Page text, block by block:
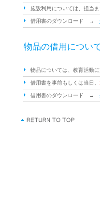
施設利用については、担当
借用書のダウンロード →
物品の借用につい
物品については、教育活動
借用書を事前もしくは当日、
借用書のダウンロード →